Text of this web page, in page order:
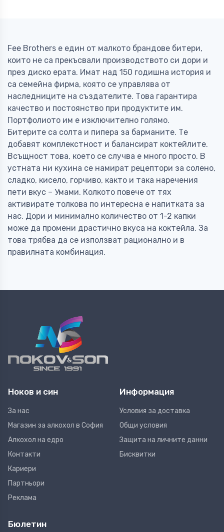
Fee Brothers е един от малкото брандове битери,
които не са прекъсвали производството си дори и
през диско ерата. Имат над 150 годишна история и
са семейна фирма, която се управлява от
наследниците на създателите. Това гарантира
качество и постоянство при продуктите им.
Портфолиото им е изключително голямо.
Битерите са солта и пипера за барманите. Те
добавят комплекстност и балансират коктейлите.
Всъщност това, което се случва е много просто. В
устната ни кухина се намират рецептори за солено,
сладко, кисело, горчиво, както и така наречения
пети вкус – Умами. Колкото повече от тях
активирате толкова по интересна е напитката за
нас. Дори и минимално количество от 1-2 капки
може да промени драстично вкуса на коктейла. За
това трябва да се използват рационално и в
правилната комбинация.
Ноков и син
За нас
Магазин за алкохол в София
Алкохол на едро
Контакти
Кариери
Партньори
Реклама
Информация
Условия за доставка
Общи условия
Защита на личните данни
Бисквитки
Бюлетин